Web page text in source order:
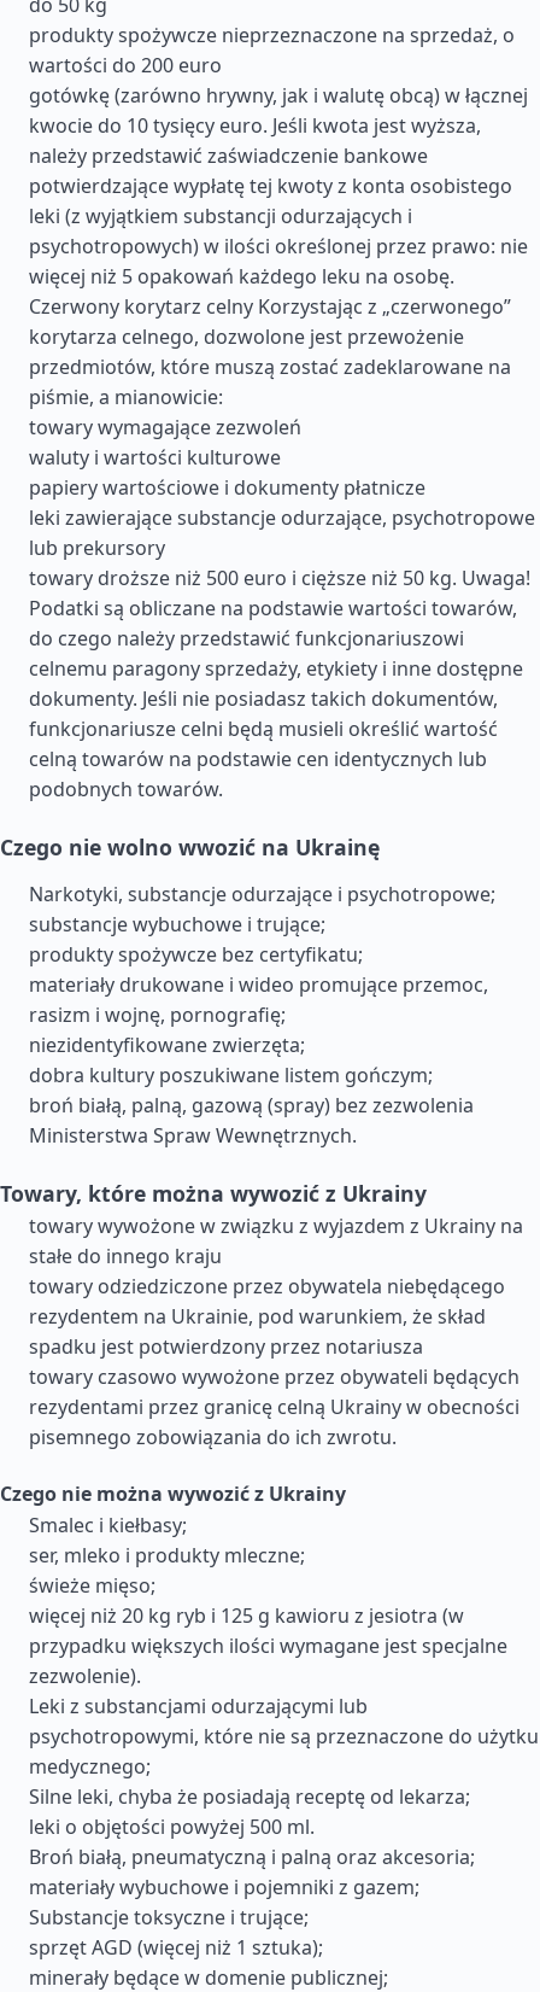
produkty spożywcze nieprzeznaczone na sprzedaż, o
wartości do 200 euro
gotówkę (zarówno hrywny, jak i walutę obcą) w łącznej
kwocie do 10 tysięcy euro. Jeśli kwota jest wyższa,
należy przedstawić zaświadczenie bankowe
potwierdzające wypłatę tej kwoty z konta osobistego
leki (z wyjątkiem substancji odurzających i
psychotropowych) w ilości określonej przez prawo: nie
więcej niż 5 opakowań każdego leku na osobę.
Czerwony korytarz celny Korzystając z „czerwonego”
korytarza celnego, dozwolone jest przewożenie
przedmiotów, które muszą zostać zadeklarowane na
piśmie, a mianowicie:
towary wymagające zezwoleń
waluty i wartości kulturowe
papiery wartościowe i dokumenty płatnicze
leki zawierające substancje odurzające, psychotropowe
lub prekursory
towary droższe niż 500 euro i cięższe niż 50 kg. Uwaga!
Podatki są obliczane na podstawie wartości towarów,
do czego należy przedstawić funkcjonariuszowi
celnemu paragony sprzedaży, etykiety i inne dostępne
dokumenty. Jeśli nie posiadasz takich dokumentów,
funkcjonariusze celni będą musieli określić wartość
celną towarów na podstawie cen identycznych lub
podobnych towarów.
Czego nie wolno wwozić na Ukrainę
Narkotyki, substancje odurzające i psychotropowe;
substancje wybuchowe i trujące;
produkty spożywcze bez certyfikatu;
materiały drukowane i wideo promujące przemoc,
rasizm i wojnę, pornografię;
niezidentyfikowane zwierzęta;
dobra kultury poszukiwane listem gończym;
broń białą, palną, gazową (spray) bez zezwolenia
Ministerstwa Spraw Wewnętrznych.
Towary, które można wywozić z Ukrainy
towary wywożone w związku z wyjazdem z Ukrainy na
stałe do innego kraju
towary odziedziczone przez obywatela niebędącego
rezydentem na Ukrainie, pod warunkiem, że skład
spadku jest potwierdzony przez notariusza
towary czasowo wywożone przez obywateli będących
rezydentami przez granicę celną Ukrainy w obecności
pisemnego zobowiązania do ich zwrotu.
Czego nie można wywozić z Ukrainy
Smalec i kiełbasy;
ser, mleko i produkty mleczne;
świeże mięso;
więcej niż 20 kg ryb i 125 g kawioru z jesiotra (w
przypadku większych ilości wymagane jest specjalne
zezwolenie).
Leki z substancjami odurzającymi lub
psychotropowymi, które nie są przeznaczone do użytku
medycznego;
Silne leki, chyba że posiadają receptę od lekarza;
leki o objętości powyżej 500 ml.
Broń białą, pneumatyczną i palną oraz akcesoria;
materiały wybuchowe i pojemniki z gazem;
Substancje toksyczne i trujące;
sprzęt AGD (więcej niż 1 sztuka);
minerały będące w domenie publicznej;